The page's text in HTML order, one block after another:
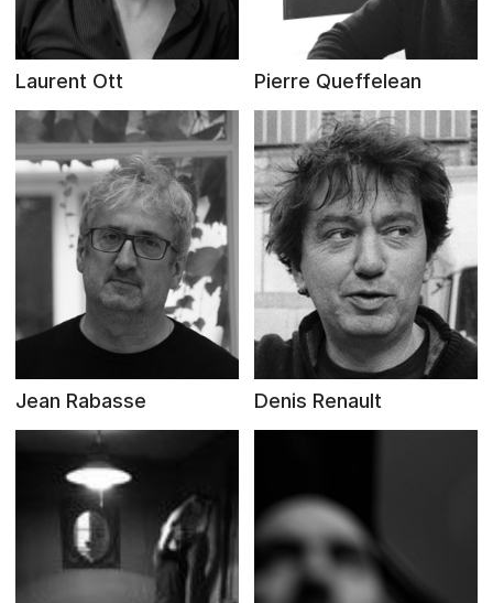
Laurent Ott Pierre Queffelean
Jean Rabasse Denis Renault